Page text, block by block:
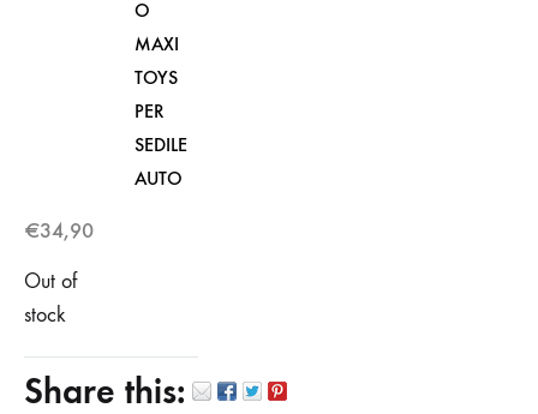
O
MAXI
TOYS
PER
SEDILE
AUTO
€34,90
Out of
stock
Share this: